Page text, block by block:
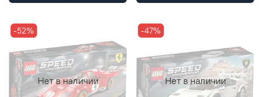
Нет в наличии
-52%
Нет в наличии
-47%